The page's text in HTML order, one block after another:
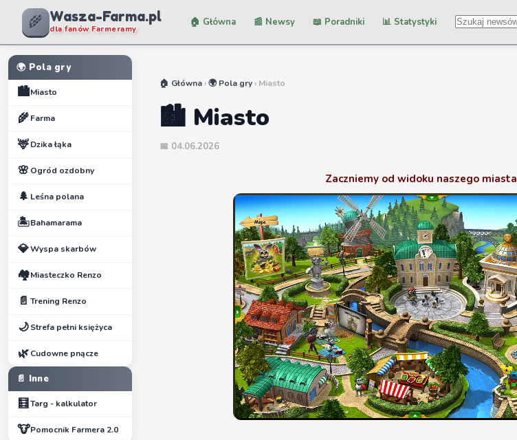
🌾 Wasza-Farma.pl
dla fanów Farmeramy
🏠 Główna 📰 Newsy 📖 Poradniki 📊 Statystyki
🌍 Pola gry
🏙️Miasto
🌾Farma
🦌Dzika łąka
🌸 Ogród ozdobny
🌲 Leśna polana
🏝️Bahamarama
💎Wyspa skarbów
🏘️Miasteczko Renzo
📄 Trening Renzo
🌙Strefa pełni księżyca
🌿Cudowne pnącze
📄 Inne
🧮 Targ - kalkulator
🐮Pomocnik Farmera 2.0
🏠 Główna ›🌍 Pola gry › Miasto
🏙️ Miasto
📅 04.06.2026
Zaczniemy od widoku naszego miasta